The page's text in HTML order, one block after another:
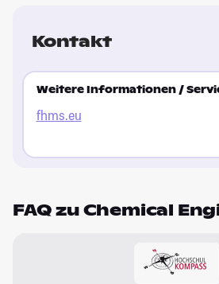
Kontakt
Weitere Informationen /
fhms.eu
FAQ zu Chemical